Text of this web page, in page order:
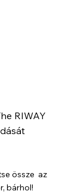
RIWAY
össze az
bárhol!